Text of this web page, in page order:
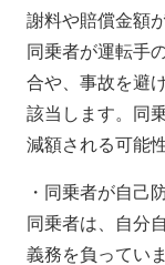
謝料や賠償金額
同乗者が運転手
合や、事故を避
該当します。同
減額される可能
・同乗者が自己
同乗者は、自分
義務を負ってい